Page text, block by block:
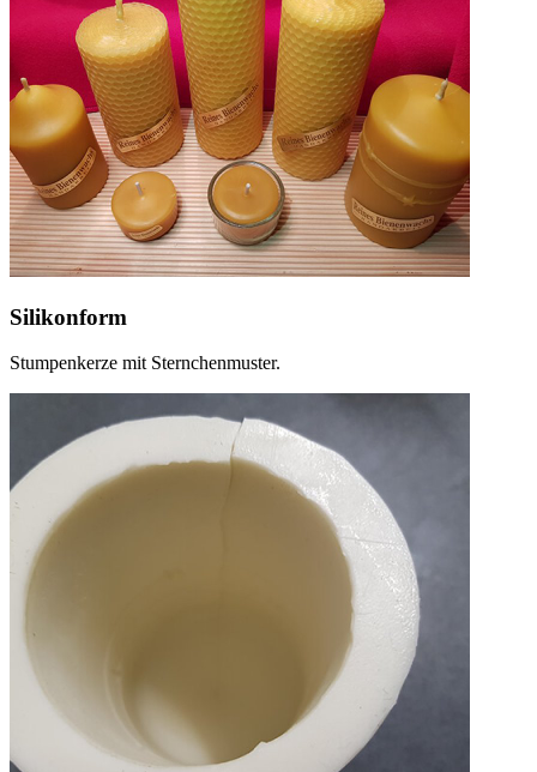
Silikonform
Stumpenkerze mit Sternchenmuster.